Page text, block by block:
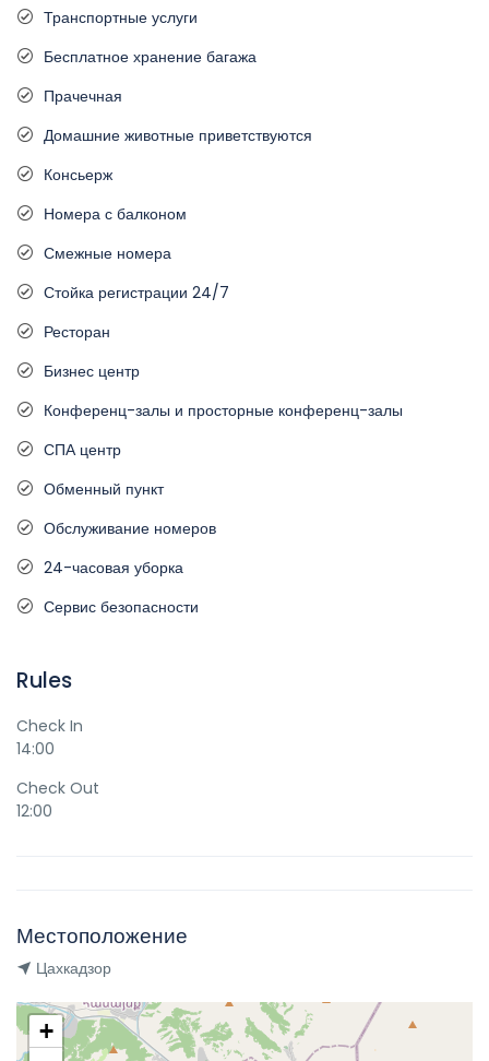
Транспортные услуги
Бесплатное хранение багажа
Прачечная
Домашние животные приветствуются
Консьерж
Номера с балконом
Смежные номера
Стойка регистрации 24/7
Ресторан
Бизнес центр
Конференц-залы и просторные конференц-залы
СПА центр
Обменный пункт
Обслуживание номеров
24-часовая уборка
Сервис безопасности
Rules
Check In
14:00
Check Out
12:00
Местоположение
Цахкадзор
+